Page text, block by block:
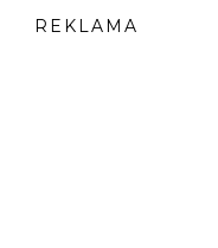
REKLAMA